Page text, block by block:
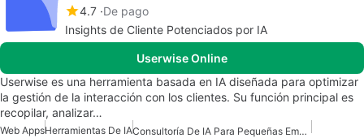
4.7 De pago
Insights de Cliente Potenciados por IA
Userwise Online
Userwise es una herramienta basada en IA diseñada para optimizar
la gestión de la interacción con los clientes. Su función principal es
recopilar, analizar…
Web AppsHerramientas De IA
Consultoría De IA Para Pequeñas Empresas